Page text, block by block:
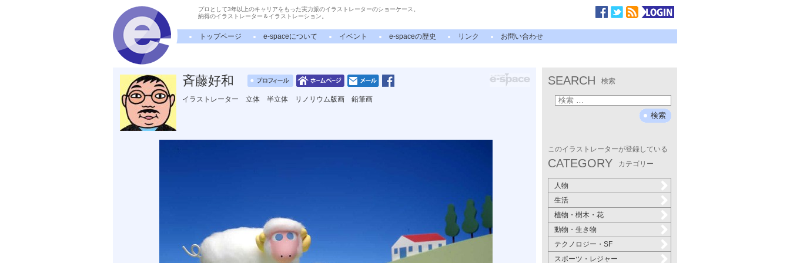
プロとして3年以上のキャリアをもった実力派のイラストレーターのショーケース。
納得のイラストレーター＆イラストレーション。
トップページ e-spaceについて イベント e-spaceの歴史 リンク お問い合わせ
斉藤好和
イラストレーター 立体 半立体 リノリウム版画 鉛筆画
SEARCH 検索
このイラストレーターが登録している
CATEGORY カテゴリー
人物
生活
植物・樹木・花
動物・生き物
テクノロジー・SF
スポーツ・レジャー